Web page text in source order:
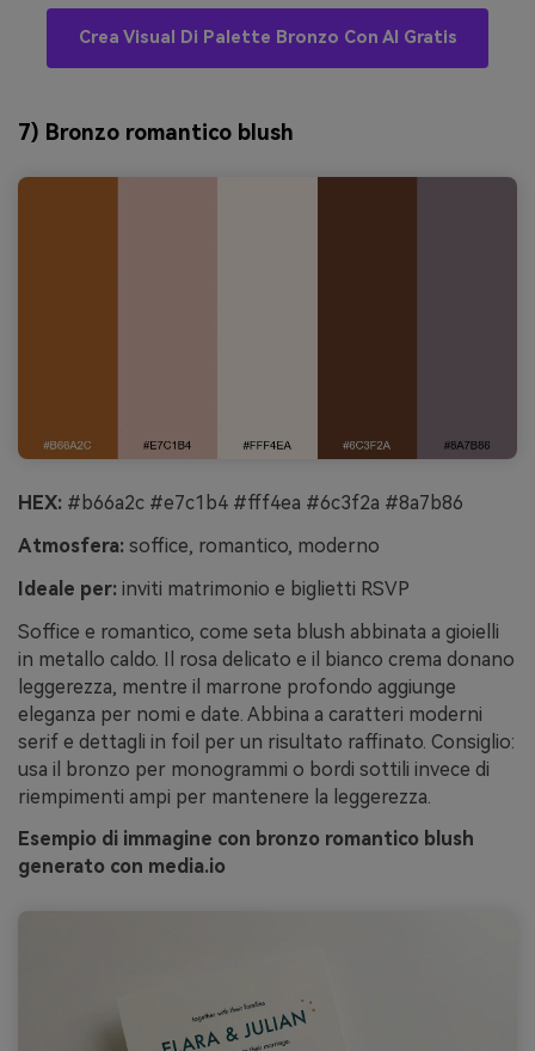
Crea Visual Di Palette Bronzo Con AI Gratis
7) Bronzo romantico blush
HEX: #b66a2c #e7c1b4 #fff4ea #6c3f2a #8a7b86
Atmosfera: soffice, romantico, moderno
Ideale per: inviti matrimonio e biglietti RSVP
Soffice e romantico, come seta blush abbinata a gioielli
in metallo caldo. Il rosa delicato e il bianco crema donano
leggerezza, mentre il marrone profondo aggiunge
eleganza per nomi e date. Abbina a caratteri moderni
serif e dettagli in foil per un risultato raffinato. Consiglio:
usa il bronzo per monogrammi o bordi sottili invece di
riempimenti ampi per mantenere la leggerezza.
Esempio di immagine con bronzo romantico blush
generato con media.io